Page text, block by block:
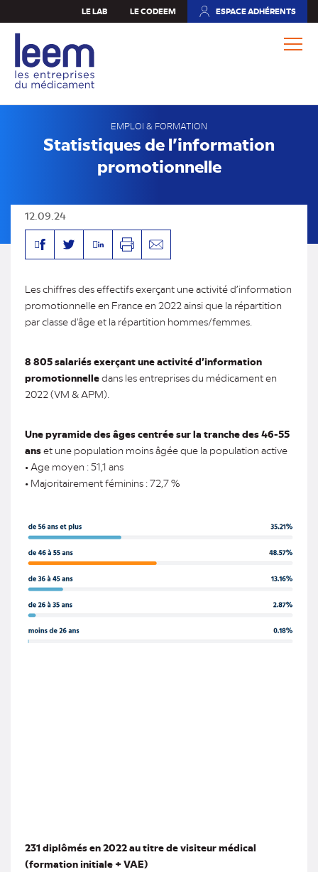
au
contenu
principal
LE LAB LE CODEEM ESPACE ADHÉRENTS
(NOUVEL
EMPLOI & FORMATION
Statistiques de l’information
promotionnelle
12.09.24
FacebookTwitterLinkedinImprimerEnvoyer
Les chiffres des effectifs exerçant une activité d’information
promotionnelle en France en 2022 ainsi que la répartition
par classe d'âge et la répartition hommes/femmes.
8 805 salariés exerçant une activité d’information
promotionnelledans les entreprises du médicament en
2022 (VM & APM).
Une pyramide des âges centrée sur la tranche des 46-55
anset une population moins âgée que la population active
• Age moyen : 51,1 ans
• Majoritairement féminins : 72,7 %
231 diplômés en 2022 au titre de visiteur médical
(formation initiale + VAE)